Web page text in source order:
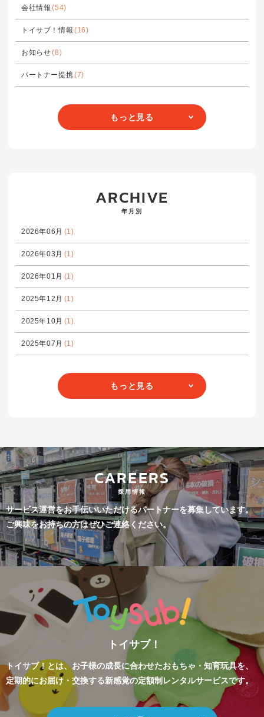
会社情報 (54)
トイサブ！情報 (16)
お知らせ(8)
パートナー提携(7)
もっと見る
ARCHIVE
年月別
2026年06月 (1)
2026年03月 (1)
2026年01月 (1)
2025年12月 (1)
2025年10月 (1)
2025年07月 (1)
もっと見る
CAREERS
採用情報
サービス運営をお手伝いいただけるパートナーを募集しています。
ご興味をお持ちの方はぜひご連絡ください。
トイサブ！
トイサブ！とは、お子様の成長に合わせたおもちゃ・知育玩具を、
定期的にお届け・交換する新感覚の定額制レンタルサービスです。